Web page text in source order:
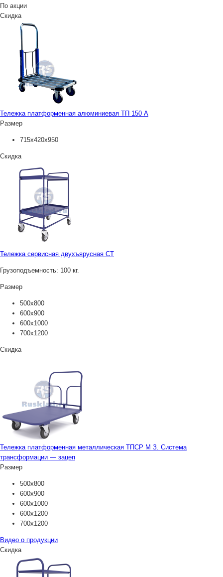
По акции
Скидка
Тележка платформенная алюминиевая ТП 150 А
Размер
715х420х950
Скидка
Тележка сервисная двухъярусная СТ
Грузоподъемность: 100 кг.
Размер
500х800
600х900
600х1000
700х1200
Скидка
Тележка платформенная металлическая ТПСР М З. Система
трансформации — зацеп
Размер
500х800
600х900
600х1000
600х1200
700х1200
Видео о продукции
Скидка